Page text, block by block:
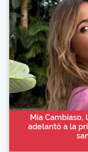
Mía Cambiaso,
adelantó a la